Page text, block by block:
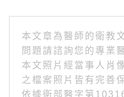
本文章為醫師的衛教
問題請諮詢您的專業
本文照片經當事人肖
之檔案照片皆有完善
依據衛部醫字第